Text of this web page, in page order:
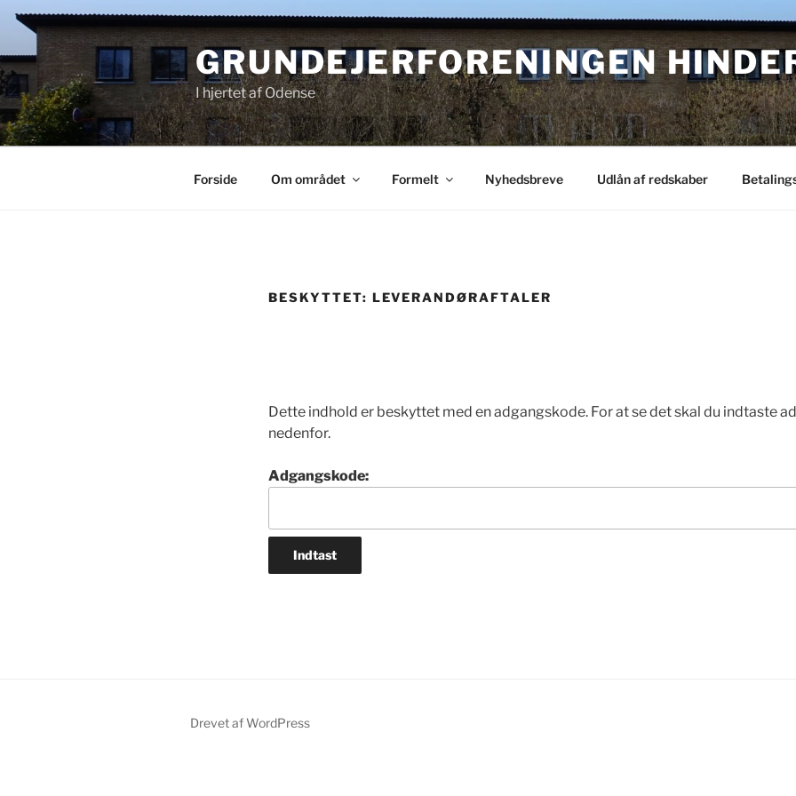
Videre
indhold
GRUNDEJERFORENINGEN
I hjertet af Odense
Forside Om området Formelt Nyhedsbreve Udlån af redskaber
BESKYTTET: LEVERANDØRAFTALER
Dette indhold er beskyttet med en adgangskode. For at se det skal du indtaste
nedenfor.
Adgangskode:
Drevet af WordPress